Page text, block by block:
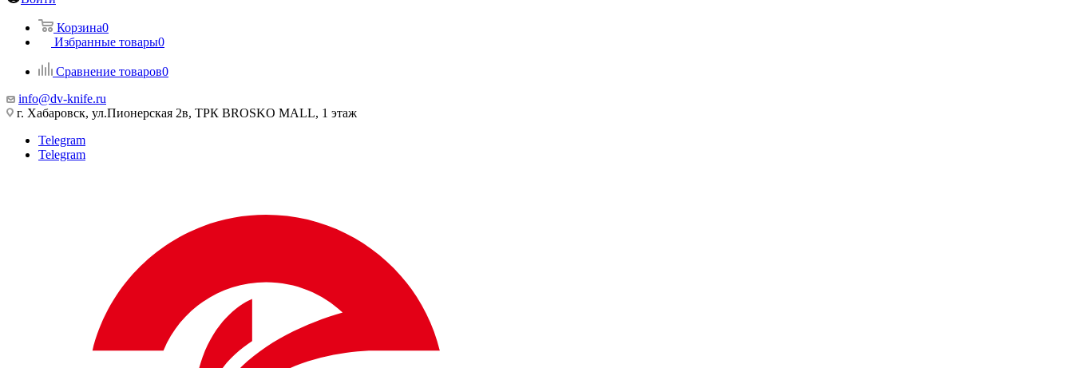
Корзина0
Избранные товары0
Сравнение товаров0
info@dv-knife.ru
г. Хабаровск, ул.Пионерская 2в, ТРК BROSKO MALL, 1 этаж
Telegram
Telegram